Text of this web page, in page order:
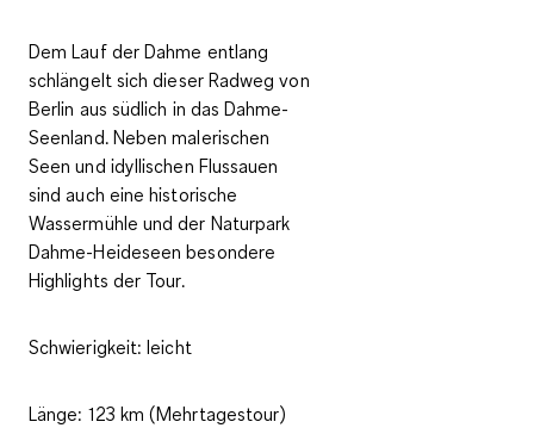
Dem Lauf der Dahme entlang
schlängelt sich dieser Radweg von
Berlin aus südlich in das Dahme-
Seenland. Neben malerischen
Seen und idyllischen Flussauen
sind auch eine historische
Wassermühle und der Naturpark
Dahme-Heideseen besondere
Highlights der Tour.
Schwierigkeit: leicht
Länge: 123 km (Mehrtagestour)